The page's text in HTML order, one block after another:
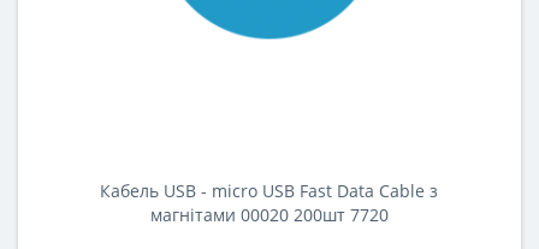
Кабель USB - micro USB Fast Data Cable з
магнітами 00020 200шт 7720